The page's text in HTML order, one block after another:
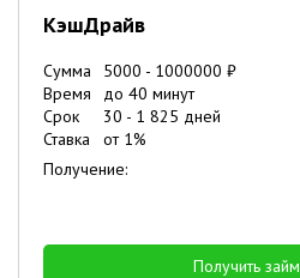
КэшДрайв
Сумма 5000 - 1000000 ₽
Время
до 40 минут
Срок
30 - 1 825 дней
Ставка
от 1%
Получение:
Получить займ